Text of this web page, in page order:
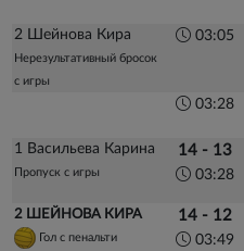
2 Шейнова Кира
Нерезультативный бросок
с игры
03:05
03:28
1 Васильева Карина
Пропуск с игры
14 - 13
03:28
2 ШЕЙНОВА КИРА
Гол с пенальти
14 - 12
03:49